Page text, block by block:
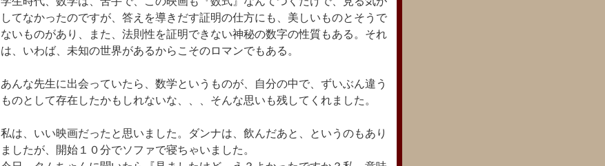
してなかったのですが、答えを導きだす証明の仕方にも、美しいものとそうで
ないものがあり、また、法則性を証明できない神秘の数字の性質もある。それ
は、いわば、未知の世界があるからこそのロマンでもある。
あんな先生に出会っていたら、数学というものが、自分の中で、ずいぶん違う
ものとして存在したかもしれないな、、、そんな思いも残してくれました。
私は、いい映画だったと思いました。ダンナは、飲んだあと、というのもあり
ましたが、開始１０分でソファで寝ちゃいました。